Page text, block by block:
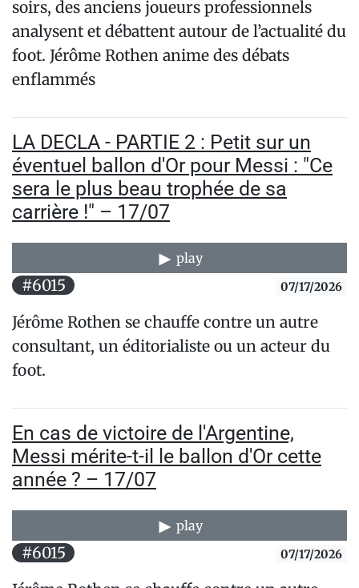
soirs, des anciens joueurs professionnels
analysent et débattent autour de l’actualité du
foot. Jérôme Rothen anime des débats
enflammés
LA DECLA - PARTIE 2 : Petit sur un
éventuel ballon d'Or pour Messi : "Ce
sera le plus beau trophée de sa
carrière !" – 17/07
play
#6015 07/17/2026
Jérôme Rothen se chauffe contre un autre
consultant, un éditorialiste ou un acteur du
foot.
En cas de victoire de l'Argentine,
Messi mérite-t-il le ballon d'Or cette
année ? – 17/07
play
#6015 07/17/2026